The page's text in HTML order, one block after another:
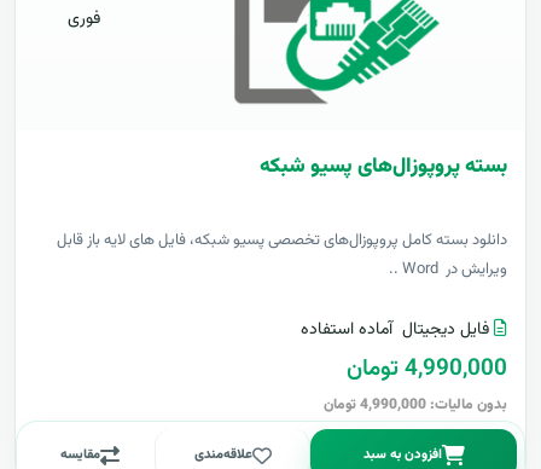
فوری
بسته پروپوزال‌های پسیو شبکه
دانلود بسته کامل پروپوزال‌های تخصصی پسیو شبکه، فایل های لایه باز قابل
ویرایش در Word ..
فایل دیجیتال آماده استفاده
4,990,000 تومان
بدون مالیات: 4,990,000 تومان
افزودن به سبد علاقه‌مندی مقایسه